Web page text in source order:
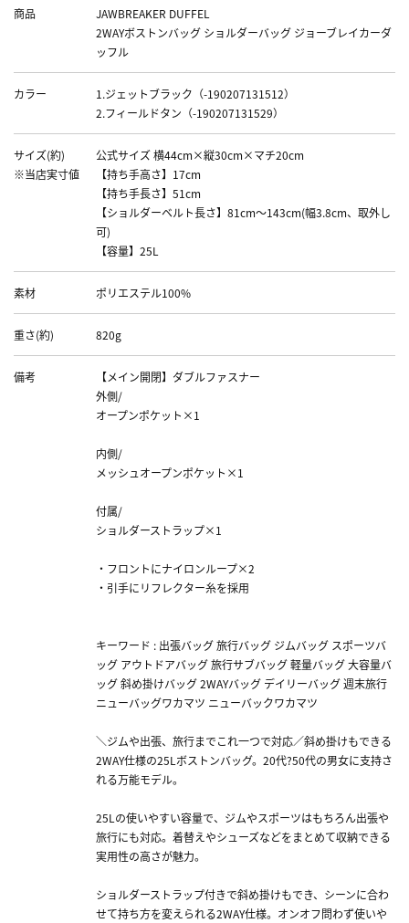
商品
JAWBREAKER DUFFEL
2WAYボストンバッグ ショルダーバッグ ジョーブレイカーダ
ッフル
カラー
1.ジェットブラック（-190207131512）
2.フィールドタン（-190207131529）
サイズ(約)
※当店実寸値
公式サイズ 横44cm×縦30cm×マチ20cm
【持ち手高さ】17cm
【持ち手長さ】51cm
【ショルダーベルト長さ】81cm～143cm(幅3.8cm、取外し
可)
【容量】25L
素材 ポリエステル100%
重さ(約) 820g
備考
【メイン開閉】ダブルファスナー
外側/
オープンポケット×1
内側/
メッシュオープンポケット×1
付属/
ショルダーストラップ×1
・フロントにナイロンループ×2
・引手にリフレクター糸を採用
キーワード : 出張バッグ 旅行バッグ ジムバッグ スポーツバ
ッグ アウトドアバッグ 旅行サブバッグ 軽量バッグ 大容量バ
ッグ 斜め掛けバッグ 2WAYバッグ デイリーバッグ 週末旅行
ニューバッグワカマツ ニューバックワカマツ
＼ジムや出張、旅行までこれ一つで対応／斜め掛けもできる
2WAY仕様の25Lボストンバッグ。20代?50代の男女に支持さ
れる万能モデル。
25Lの使いやすい容量で、ジムやスポーツはもちろん出張や
旅行にも対応。着替えやシューズなどをまとめて収納できる
実用性の高さが魅力。
ショルダーストラップ付きで斜め掛けもでき、シーンに合わ
せて持ち方を変えられる2WAY仕様。オンオフ問わず使いや